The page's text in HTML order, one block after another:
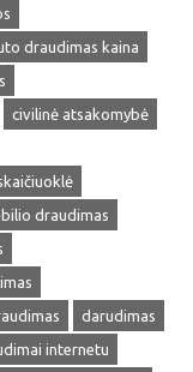
draudimas kaina
civilinė atsakomybė
draudimas
darudimas
internetu